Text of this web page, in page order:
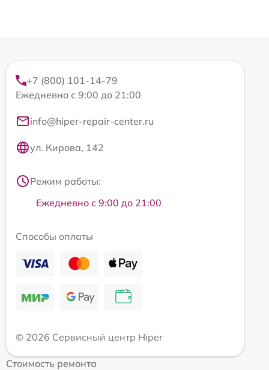
+7 (800) 101-14-79
Ежедневно с 9:00 до 21:00
info@hiper-repair-center.ru
ул. Кирова, 142
Режим работы:
Ежедневно с 9:00 до 21:00
Способы оплаты
© 2026 Сервисный центр Hiper
Стоимость ремонта